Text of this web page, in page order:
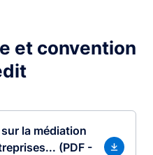
et convention
la médiation
(PDF -